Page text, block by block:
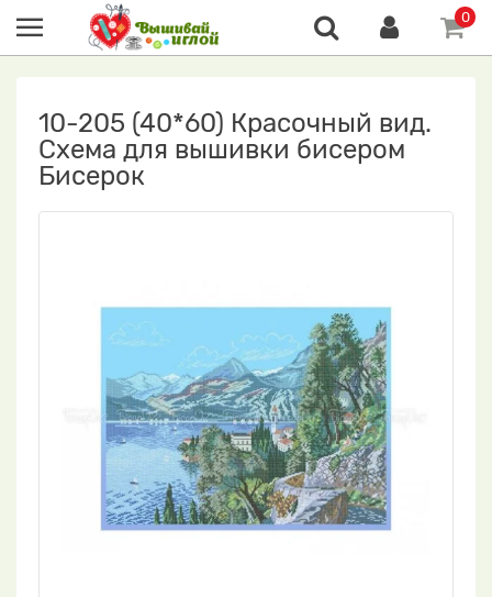
0
10-205 (40*60) Красочный вид.
Схема для вышивки бисером
Бисерок